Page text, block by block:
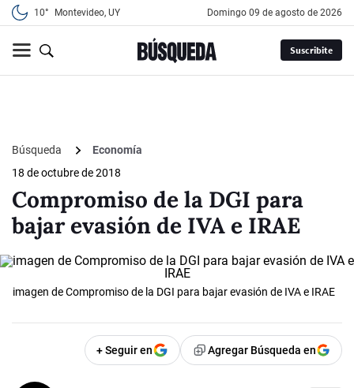
10° Montevideo, UY domingo 09 de agosto de 2026
Suscribite
Búsqueda
Economía
18 de octubre de 2018
Compromiso de la DGI para
bajar evasión de IVA e IRAE
imagen de Compromiso de la DGI para bajar evasión de IVA e IRAE
+ Seguir en Agregar Búsqueda en